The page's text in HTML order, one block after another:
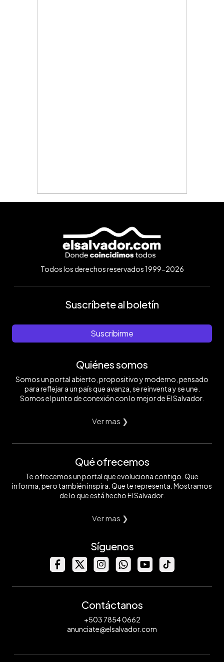
Todos los derechos reservados 1999-2026
Suscríbete al boletín
Suscribirme
Quiénes somos
Somos un portal abierto, propositivo y moderno, pensado
para reflejar a un país que avanza, se reinventa y se une.
Somos el punto de conexión con lo mejor de El Salvador.
Ver mas ❯
Qué ofrecemos
Te ofrecemos un portal que evoluciona contigo. Que
informa, pero también inspira. Que te representa. Mostramos
de lo que está hecho El Salvador.
Ver mas ❯
Síguenos
Contáctanos
+503 7854 0662
anunciate@elsalvador.com